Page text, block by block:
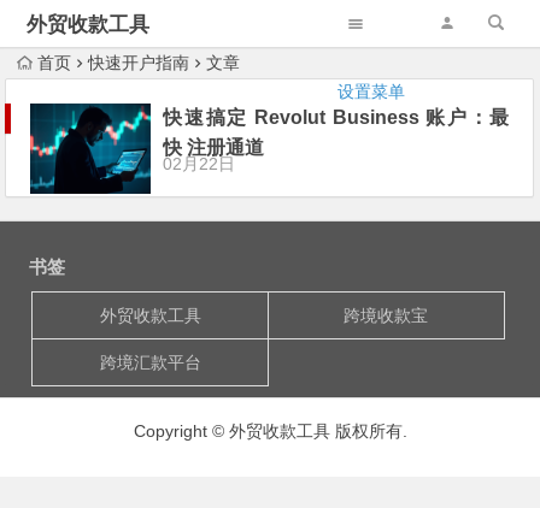
外贸收款工具
设置菜单
首页 快速开户指南 文章
快速搞定 Revolut Business 账户：最
快 注册通道
02月22日
书签
外贸收款工具 跨境收款宝
跨境汇款平台
Copyright © 外贸收款工具 版权所有.